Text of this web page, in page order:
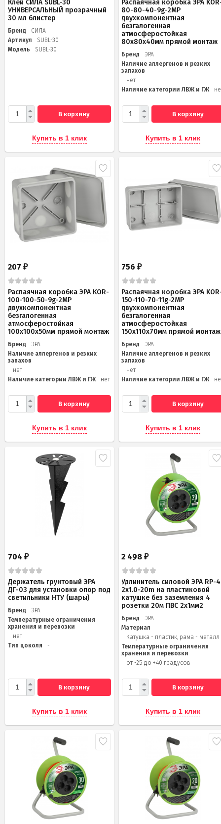
Клей СИЛА SUBL-30
УНИВЕРСАЛЬНЫЙ прозрачный
30 мл блистер
Бренд
СИЛА
Артикул
SUBL-30
Модель
SUBL-30
В корзину
Купить в 1 клик
Распаячная коробка ЭРА
80-80-40-9g-2MP
двухкомпонентная
безгалогенная
атмосферостойкая
80х80х40мм прямой монтаж
Бренд
ЭРА
Наличие аллергенов и резких
запахов
нет
Наличие категории ЛВЖ и ГЖ
В корзину
Купить в 1 клик
207 ₽
Распаячная коробка ЭРА KOR-
100-100-50-9g-2MP
двухкомпонентная
безгалогенная
атмосферостойкая
100х100х50мм прямой монтаж
Бренд
ЭРА
Наличие аллергенов и резких
запахов
нет
Наличие категории ЛВЖ и ГЖ
нет
В корзину
Купить в 1 клик
756₽
Распаячная коробка ЭРА
150-110-70-11g-2MP
двухкомпонентная
безгалогенная
атмосферостойкая
150х110х70мм прямой монтаж
Бренд
ЭРА
Наличие аллергенов и резких
запахов
нет
Наличие категории ЛВЖ и ГЖ
В корзину
Купить в 1 клик
704 ₽
Держатель грунтовый ЭРА
ДГ-03 для установки опор под
светильники НТУ (шары)
Бренд
ЭРА
Температурные ограничения
хранения и перевозки
нет
Тип цоколя
-
В корзину
Купить в 1 клик
2 498₽
Удлинитель силовой ЭРА RP-
2x1.0-20m на пластиковой
катушке без заземления 4
розетки 20м ПВС 2х1мм2
Бренд
ЭРА
Материал
Катушка - пластик, рама - металл
Температурные ограничения
хранения и перевозки
от -25 до +40 градусов
В корзину
Купить в 1 клик